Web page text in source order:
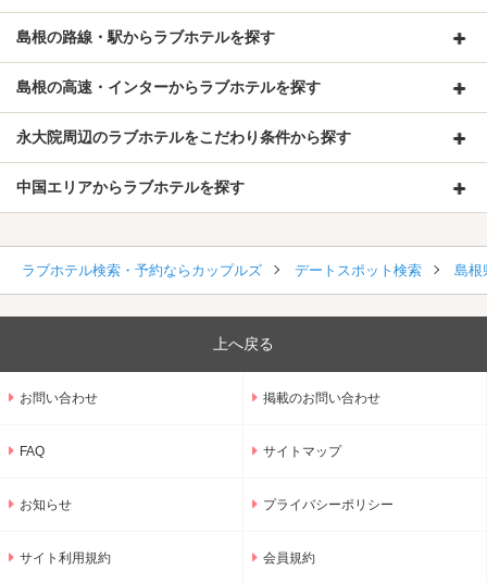
島根の路線・駅からラブホテルを探す
島根の高速・インターからラブホテルを探す
永大院周辺のラブホテルをこだわり条件から探す
中国エリアからラブホテルを探す
ラブホテル検索・予約ならカップルズ デートスポット検索 島根
上へ戻る
お問い合わせ 掲載のお問い合わせ
FAQ サイトマップ
お知らせ プライバシーポリシー
サイト利用規約 会員規約